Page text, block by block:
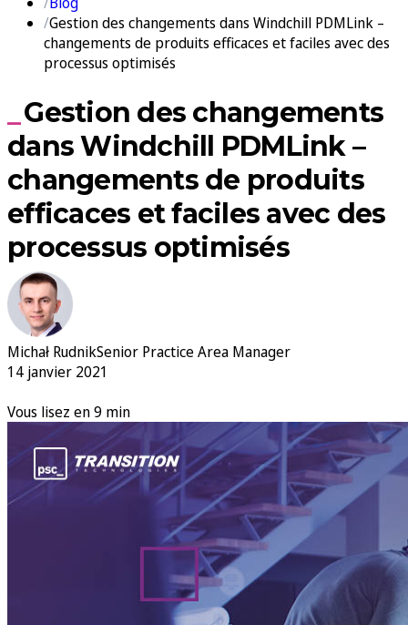
Gestion des changements dans Windchill PDMLink –
changements de produits efficaces et faciles avec des
processus optimisés
Gestion des changements
dans Windchill PDMLink –
changements de produits
efficaces et faciles avec des
processus optimisés
Michał RudnikSenior Practice Area Manager
14 janvier 2021
Vous lisez en 9 min